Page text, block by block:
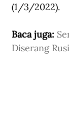
(1/3/2022).
Baca juga:
Diserang